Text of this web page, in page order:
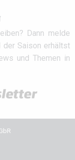
Dann melde
der Saison erhältst
und Themen in